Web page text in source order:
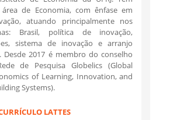
de Economia, com ênfase em
atuando principalmente nos
Brasil, política de inovação,
sistema de inovação e arranjo
Desde 2017 é membro do conselho
de Pesquisa Globelics (Global
of Learning, Innovation, and
Systems).
LATTES